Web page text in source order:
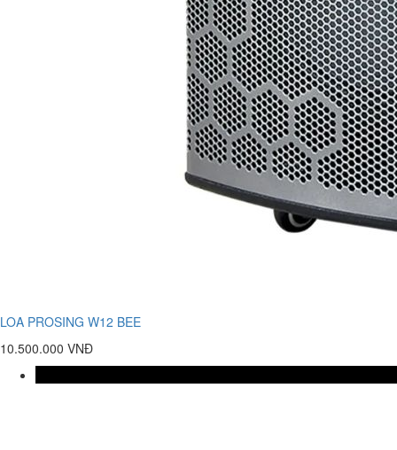
LOA PROSING W12 BEE
10.500.000 VNĐ